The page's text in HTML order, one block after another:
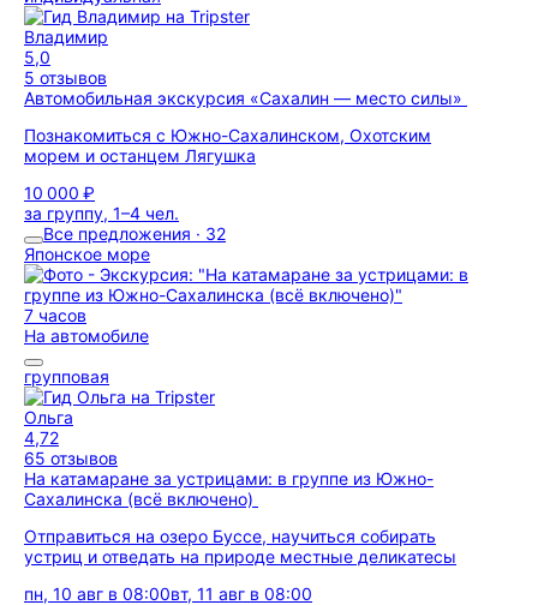
Владимир
5,0
5 отзывов
Автомобильная экскурсия «Сахалин — место силы»
Познакомиться с Южно-Сахалинском, Охотским
морем и останцем Лягушка
10 000 ₽
за группу, 1–4 чел.
Все предложения · 32
Японское море
7 часов
На автомобиле
групповая
Ольга
4,72
65 отзывов
На катамаране за устрицами: в группе из Южно-
Сахалинска (всё включено)
Отправиться на озеро Буссе, научиться собирать
устриц и отведать на природе местные деликатесы
пн, 10 авг в 08:00вт, 11 авг в 08:00